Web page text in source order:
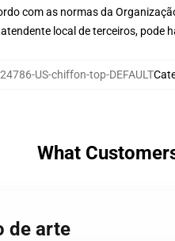
com as normas da
local de terceiros, pode
US-chiffon-top-DEFAULT
What
de arte